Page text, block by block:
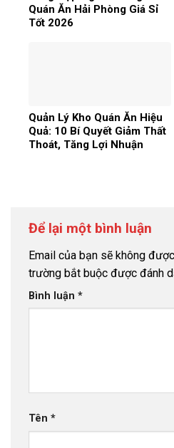
Quán Ăn Hải Phòng Giá Sỉ
Tốt 2026
Quản Lý Kho Quán Ăn Hiệu
Quả: 10 Bí Quyết Giảm Thất
Thoát, Tăng Lợi Nhuận
Để lại một bình luận
Email của bạn sẽ không
trường bắt buộc được đánh
Bình luận *
Tên *